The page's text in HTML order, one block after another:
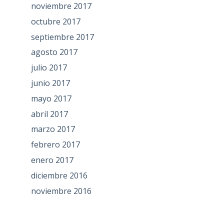
noviembre 2017
octubre 2017
septiembre 2017
agosto 2017
julio 2017
junio 2017
mayo 2017
abril 2017
marzo 2017
febrero 2017
enero 2017
diciembre 2016
noviembre 2016